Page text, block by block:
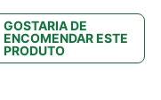
GOSTARIA DE
ENCOMENDAR ESTE
PRODUTO